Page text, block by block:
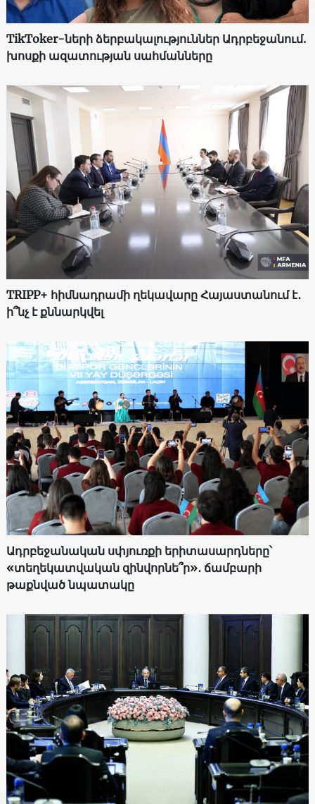
TikToker-ների ձերբակալություններ Ադրբեջանում.
խոսքի ազատության սահմանները
TRIPP+ հիմնադրամի ղեկավարը Հայաստանում է․
ի՞նչ է քննարկվել
Ադրբեջանական սփյուռքի երիտասարդները՝
«տեղեկատվական զինվորնե՞ր»․ ճամբարի
թաքնված նպատակը